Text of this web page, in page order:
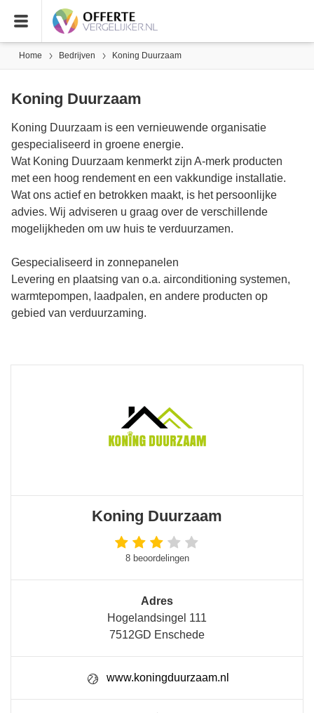
Home Bedrijven Koning Duurzaam
Koning Duurzaam
Koning Duurzaam is een vernieuwende organisatie
gespecialiseerd in groene energie.
Wat Koning Duurzaam kenmerkt zijn A-merk producten
met een hoog rendement en een vakkundige installatie.
Wat ons actief en betrokken maakt, is het persoonlijke
advies. Wij adviseren u graag over de verschillende
mogelijkheden om uw huis te verduurzamen.
Gespecialiseerd in zonnepanelen
Levering en plaatsing van o.a. airconditioning systemen,
warmtepompen, laadpalen, en andere producten op
gebied van verduurzaming.
Koning Duurzaam
8 beoordelingen
Adres
Hogelandsingel 111
7512GD Enschede
www.koningduurzaam.nl